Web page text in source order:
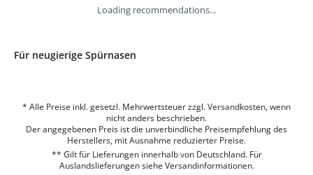
Loading recommendations...
Für neugierige Spürnasen
* Alle Preise inkl. gesetzl. Mehrwertsteuer zzgl. Versandkosten, wenn
nicht anders beschrieben.
Der angegebenen Preis ist die unverbindliche Preisempfehlung des
Herstellers, mit Ausnahme reduzierter Preise.
** Gilt für Lieferungen innerhalb von Deutschland. Für
Auslandslieferungen siehe Versandinformationen.